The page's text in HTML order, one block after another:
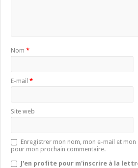
Nom*
E-mail*
Site web
Enregistrer mon nom, mon e-mail et
pour mon prochain commentaire.
J'en profite pour m'inscrire à la